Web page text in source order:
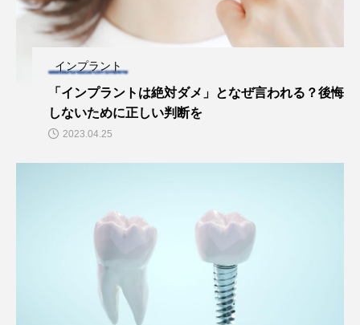
インプラント
「インプラントは絶対ダメ」となぜ言われる？後悔
しないために正しい判断を
2023.04.25